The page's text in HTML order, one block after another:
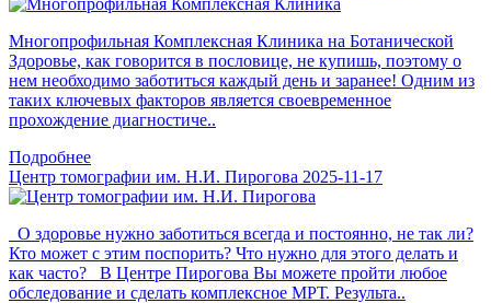
Многопрофильная Комплексная Клиника на Ботанической
Здоровье, как говорится в пословице, не купишь, поэтому о
нем необходимо заботиться каждый день и заранее! Одним из
таких ключевых факторов является своевременное
прохождение диагностиче..
Подробнее
Центр томографии им. Н.И. Пирогова 2025-11-17
О здоровье нужно заботиться всегда и постоянно, не так ли?
Кто может с этим поспорить? Что нужно для этого делать и
как часто? В Центре Пирогова Вы можете пройти любое
обследование и сделать комплексное МРТ. Результа..